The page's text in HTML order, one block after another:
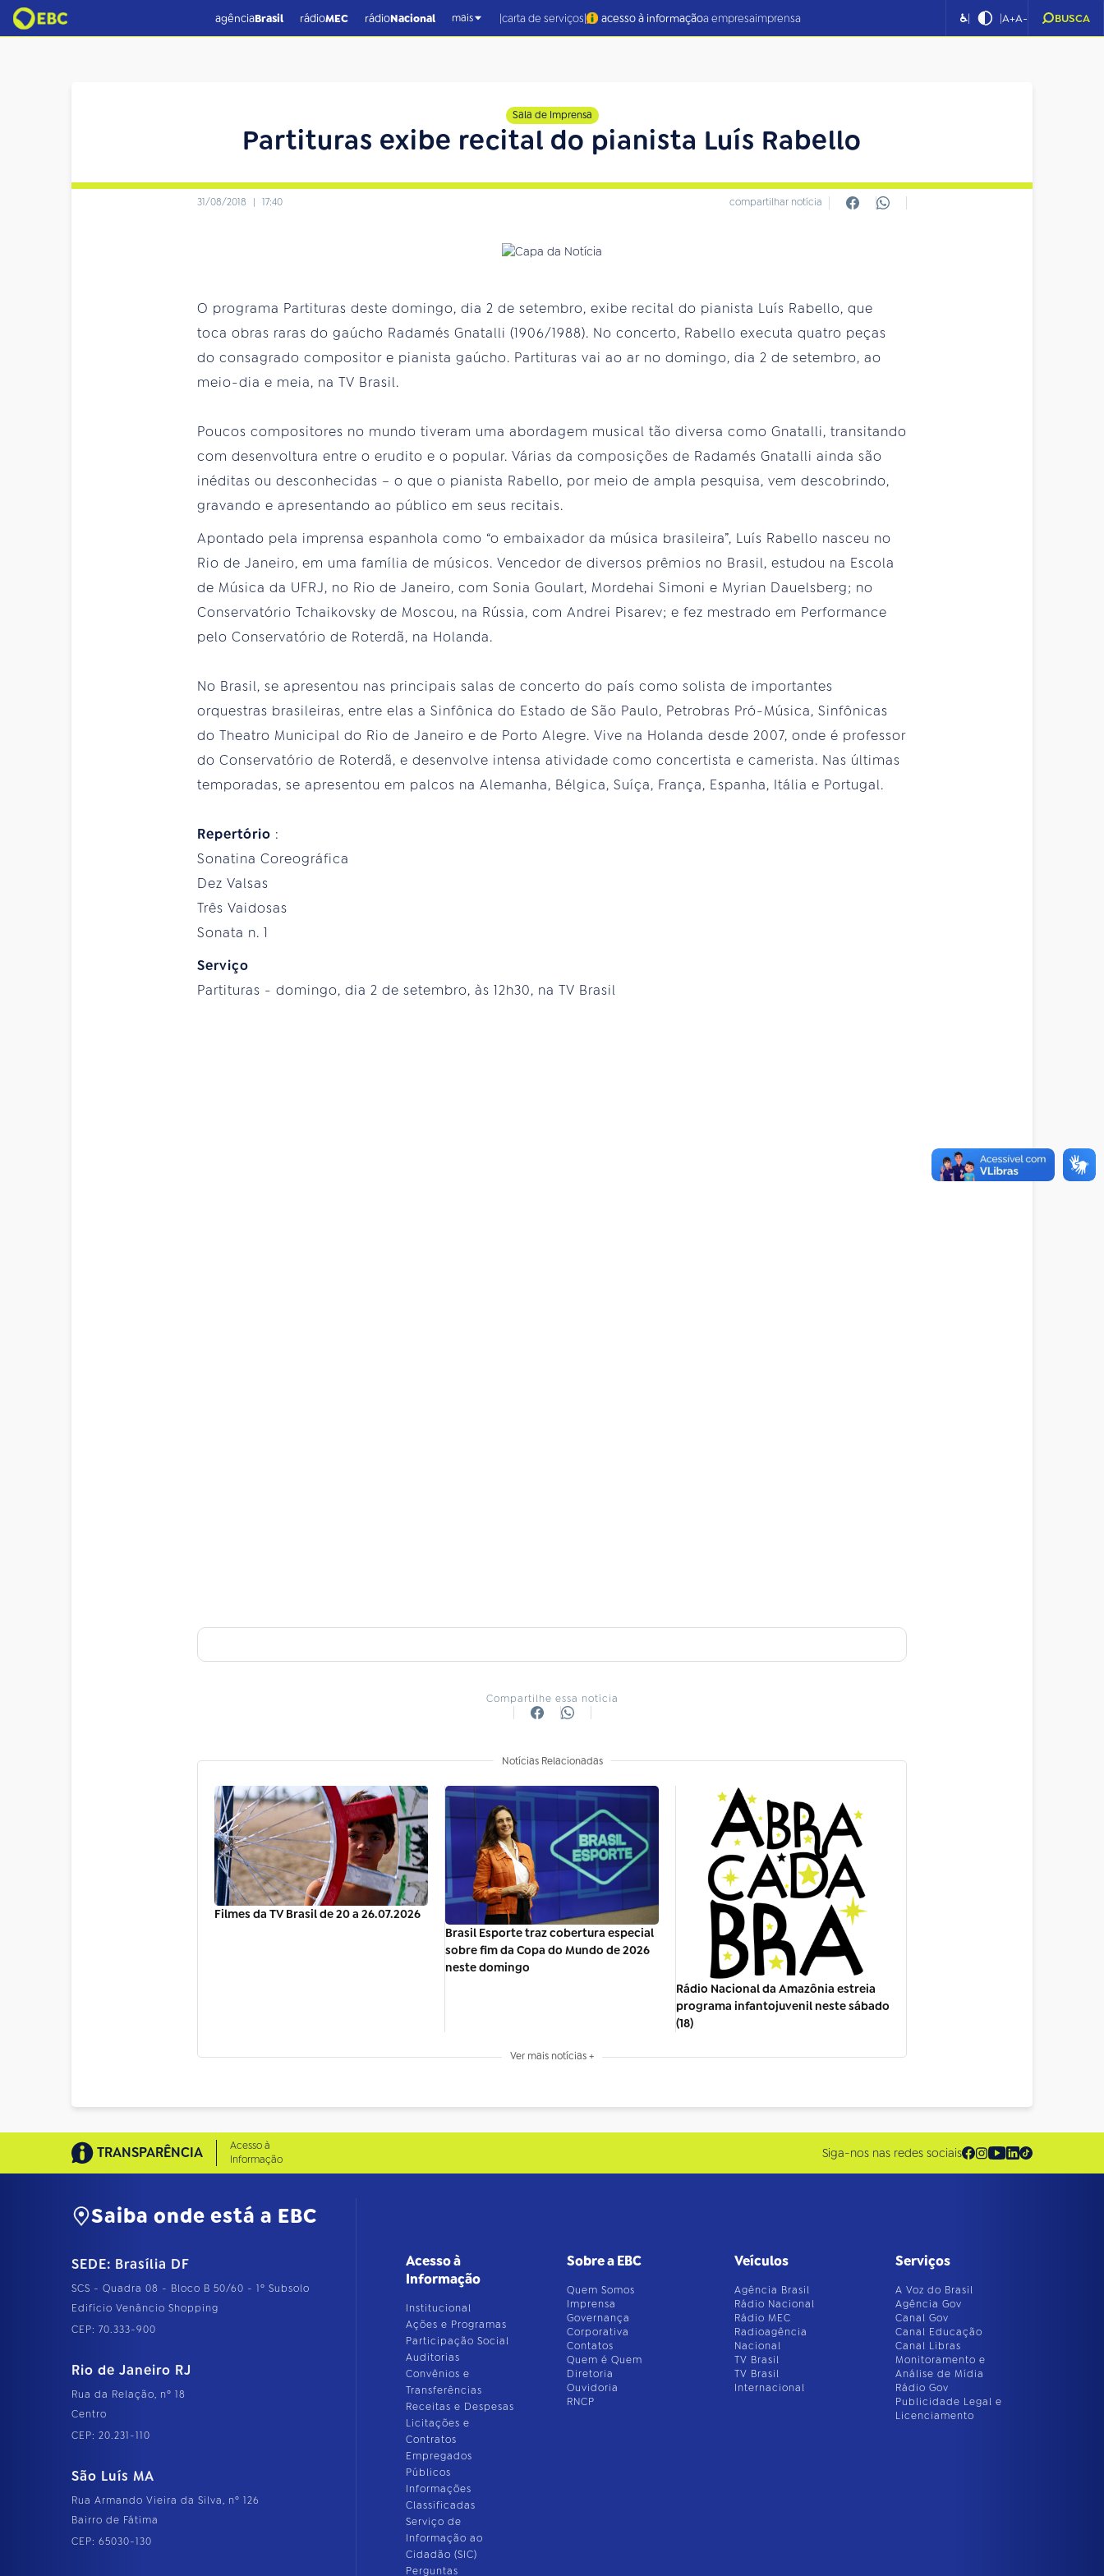
agênciaBrasil rádioMEC rádioNacional mais |carta de serviços| acesso à informaçãoa empresaimprensa ♿| |A+A- BUSCA
Sala de Imprensa
Partituras exibe recital do pianista Luís Rabello
31/08/2018 | 17:40 compartilhar notícia
O programa Partituras deste domingo, dia 2 de setembro, exibe recital do pianista Luís Rabello, que
toca obras raras do gaúcho Radamés Gnatalli (1906/1988). No concerto, Rabello executa quatro peças
do consagrado compositor e pianista gaúcho. Partituras vai ao ar no domingo, dia 2 de setembro, ao
meio-dia e meia, na TV Brasil.
Poucos compositores no mundo tiveram uma abordagem musical tão diversa como Gnatalli, transitando
com desenvoltura entre o erudito e o popular. Várias da composições de Radamés Gnatalli ainda são
inéditas ou desconhecidas – o que o pianista Rabello, por meio de ampla pesquisa, vem descobrindo,
gravando e apresentando ao público em seus recitais.
Apontado pela imprensa espanhola como “o embaixador da música brasileira”, Luís Rabello nasceu no
Rio de Janeiro, em uma família de músicos. Vencedor de diversos prêmios no Brasil, estudou na Escola
de Música da UFRJ, no Rio de Janeiro, com Sonia Goulart, Mordehai Simoni e Myrian Dauelsberg; no
Conservatório Tchaikovsky de Moscou, na Rússia, com Andrei Pisarev; e fez mestrado em Performance
pelo Conservatório de Roterdã, na Holanda.
No Brasil, se apresentou nas principais salas de concerto do país como solista de importantes
orquestras brasileiras, entre elas a Sinfônica do Estado de São Paulo, Petrobras Pró-Música, Sinfônicas
do Theatro Municipal do Rio de Janeiro e de Porto Alegre. Vive na Holanda desde 2007, onde é professor
do Conservatório de Roterdã, e desenvolve intensa atividade como concertista e camerista. Nas últimas
temporadas, se apresentou em palcos na Alemanha, Bélgica, Suíça, França, Espanha, Itália e Portugal.
Repertório :
Sonatina Coreográfica
Dez Valsas
Três Vaidosas
Sonata n. 1
Serviço
Partituras - domingo, dia 2 de setembro, às 12h30, na TV Brasil
Compartilhe essa notícia
Notícias Relacionadas
Filmes da TV Brasil de 20 a 26.07.2026
Brasil Esporte traz cobertura especial
sobre fim da Copa do Mundo de 2026
neste domingo
Rádio Nacional da Amazônia estreia
programa infantojuvenil neste sábado
(18)
Ver mais notícias +
TRANSPARÊNCIA
Acesso à
Informação
Siga-nos nas redes sociais
Saiba onde está a EBC
SEDE: Brasília DF
SCS - Quadra 08 - Bloco B 50/60 - 1º Subsolo
Edifício Venâncio Shopping
CEP: 70.333-900
Rio de Janeiro RJ
Rua da Relação, nº 18
Centro
CEP: 20.231-110
São Luís MA
Rua Armando Vieira da Silva, nº 126
Bairro de Fátima
CEP: 65030-130
Acesso à
Informação
Institucional
Ações e Programas
Participação Social
Auditorias
Convênios e
Transferências
Receitas e Despesas
Licitações e
Contratos
Empregados
Públicos
Informações
Classificadas
Serviço de
Informação ao
Cidadão (SIC)
Perguntas
Sobre a EBC
Quem Somos
Imprensa
Governança
Corporativa
Contatos
Quem é Quem
Diretoria
Ouvidoria
RNCP
Veículos
Agência Brasil
Rádio Nacional
Rádio MEC
Radioagência
Nacional
TV Brasil
TV Brasil
Internacional
Serviços
A Voz do Brasil
Agência Gov
Canal Gov
Canal Educação
Canal Libras
Monitoramento e
Análise de Mídia
Rádio Gov
Publicidade Legal e
Licenciamento